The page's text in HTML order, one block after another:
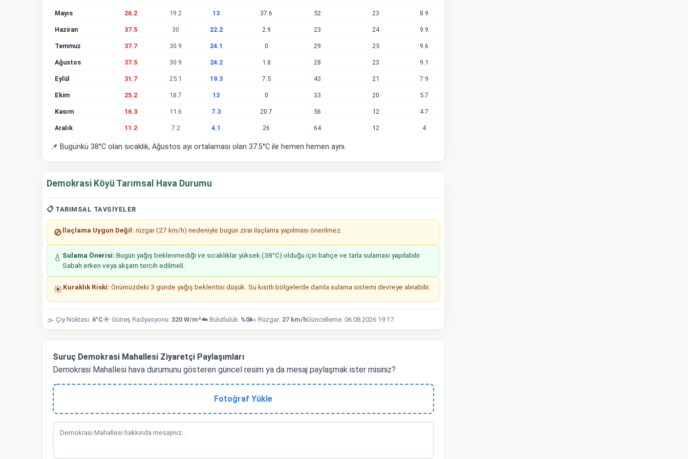
Mayıs 26.2 19.2 13 37.6 52 23 8.9
Haziran 37.5 30 22.2 2.9 23 24 9.9
Temmuz 37.7 30.9 24.1 0 29 25 9.6
Ağustos 37.5 30.9 24.2 1.8 28 23 9.1
Eylül 31.7 25.1 19.3 7.5 43 21 7.9
Ekim 25.2 18.7 13 0 33 20 5.7
Kasım 16.3 11.6 7.3 20.7 56 12 4.7
Aralık 11.2 7.2 4.1 26 64 12 4
📌 Bugünkü 38°C olan sıcaklık, Ağustos ayı ortalaması olan 37.5°C ile hemen hemen aynı.
Demokrasi Köyü Tarımsal Hava Durumu
📋 TARIMSAL TAVSIYELER
🚫 İlaçlama Uygun Değil: rüzgar (27 km/h) nedeniyle bugün zirai ilaçlama yapılması önerilmez.
💧 Sulama Önerisi: Bugün yağış beklenmediği ve sıcaklıklar yüksek (38°C) olduğu için bahçe ve tarla sulaması yapılabilir.
Sabah erken veya akşam tercih edilmeli.
☀️Kuraklık Riski: Önümüzdeki 3 günde yağış beklentisi düşük. Su kısıtlı bölgelerde damla sulama sistemi devreye alınabilir.
🌫️ Çiy Noktası: 6°C☀️ Güneş Radyasyonu: 320 W/m²☁️ Bulutluluk: %0🌬️ Rüzgar: 27 km/hGüncelleme: 06.08.2026 19:17
Suruç Demokrasi Mahallesi Ziyaretçi Paylaşımları
Demokrasi Mahallesi hava durumunu gösteren güncel resim ya da mesaj paylaşmak ister misiniz?
Fotoğraf Yükle